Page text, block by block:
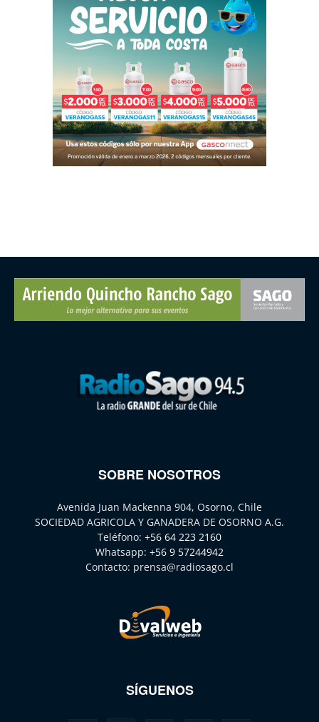
SOBRE NOSOTROS
Avenida Juan Mackenna 904, Osorno, Chile
SOCIEDAD AGRICOLA Y GANADERA DE OSORNO A.G.
Teléfono: +56 64 223 2160
Whatsapp: +56 9 57244942
Contacto: prensa@radiosago.cl
SÍGUENOS